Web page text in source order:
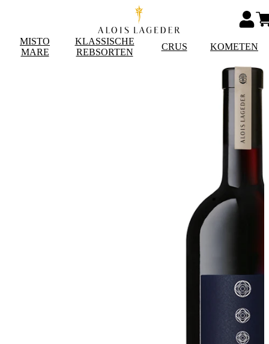
MISTO
MARE
KLASSISCHE
REBSORTEN
CRUS KOMETEN